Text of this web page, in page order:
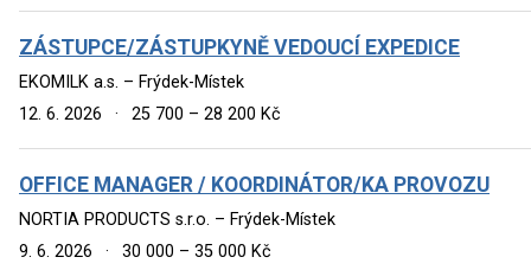
ZÁSTUPCE/ZÁSTUPKYNĚ VEDOUCÍ EXPEDICE
EKOMILK a.s. – Frýdek-Místek
12. 6. 2026
· 25 700 – 28 200 Kč
OFFICE MANAGER / KOORDINÁTOR/KA PROVOZU
NORTIA PRODUCTS s.r.o. – Frýdek-Místek
9. 6. 2026
· 30 000 – 35 000 Kč